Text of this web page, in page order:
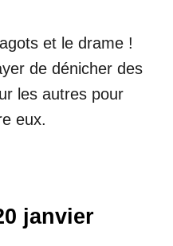
et le drame !
de dénicher des
les autres pour
eux.
janvier